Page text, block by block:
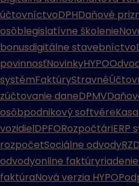
účtovníctvoDPHDaňové
osôblegislatívne školenie
bonusdigitálne stavebníctvo
povinnosťNovinkyHYPO
systémFaktúryStravné
zúčtovanie daneDPMV
osôbpodnikový softvéreKasa
vozidielDPFORozpočtáriERP
rozpočetSociálne odvodyRZD
odvodyonline faktúry
faktúraNová verzia HYPO